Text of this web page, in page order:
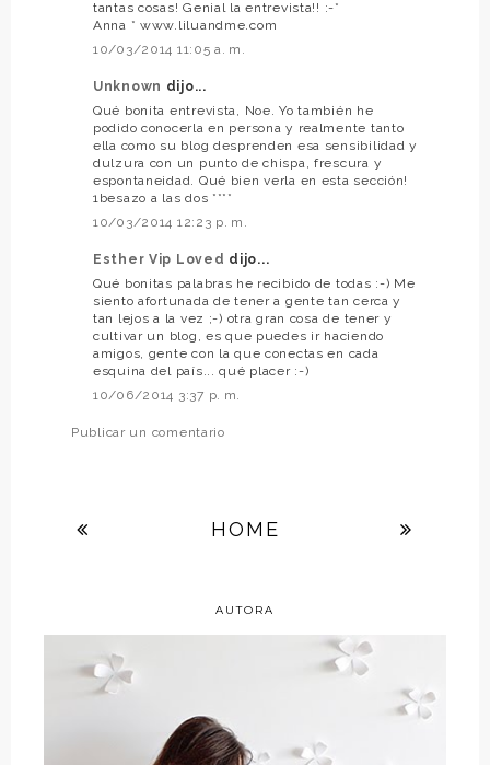
tantas cosas! Genial la entrevista!! :-*
Anna * www.liluandme.com
10/03/2014 11:05 a. m.
Unknown dijo...
Qué bonita entrevista, Noe. Yo también he
podido conocerla en persona y realmente tanto
ella como su blog desprenden esa sensibilidad y
dulzura con un punto de chispa, frescura y
espontaneidad. Qué bien verla en esta sección!
1besazo a las dos ****
10/03/2014 12:23 p. m.
Esther Vip Loved dijo...
Qué bonitas palabras he recibido de todas :-) Me
siento afortunada de tener a gente tan cerca y
tan lejos a la vez ;-) otra gran cosa de tener y
cultivar un blog, es que puedes ir haciendo
amigos, gente con la que conectas en cada
esquina del país... qué placer :-)
10/06/2014 3:37 p. m.
Publicar un comentario
HOME
AUTORA